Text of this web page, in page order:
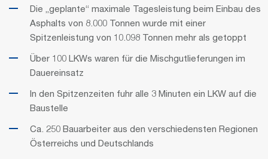
Die „geplante“ maximale Tagesleistung beim Einbau des
Asphalts von 8.000 Tonnen wurde mit einer
Spitzenleistung von 10.098 Tonnen mehr als getoppt
Über 100 LKWs waren für die Mischgutlieferungen im
Dauereinsatz
In den Spitzenzeiten fuhr alle 3 Minuten ein LKW auf die
Baustelle
Ca. 250 Bauarbeiter aus den verschiedensten Regionen
Österreichs und Deutschlands